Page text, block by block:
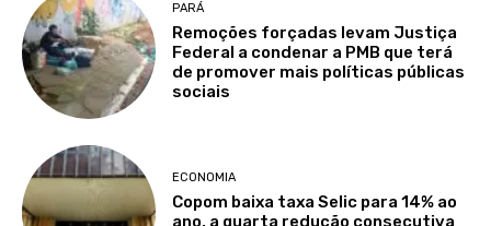
PARÁ
Remoções forçadas levam Justiça
Federal a condenar a PMB que terá
de promover mais políticas públicas
sociais
ECONOMIA
Copom baixa taxa Selic para 14% ao